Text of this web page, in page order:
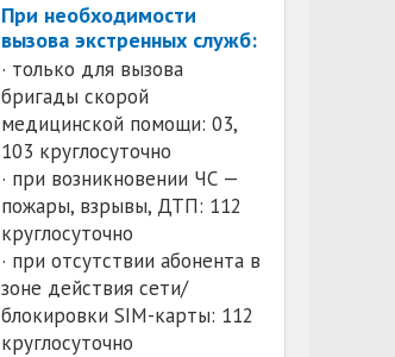
При необходимости
вызова экстренных служб:
· только для вызова
бригады скорой
медицинской помощи: 03,
103 круглосуточно
· при возникновении ЧС —
пожары, взрывы, ДТП: 112
круглосуточно
· при отсутствии абонента в
зоне действия сети/
блокировки SIM-карты: 112
круглосуточно